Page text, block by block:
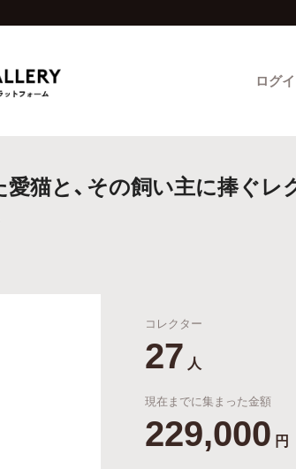
ログ
終了間近のプロジェクト
猫と、その飼い主に捧ぐレ
コレクター
27 人
現在までに集まった金額
229,000 円